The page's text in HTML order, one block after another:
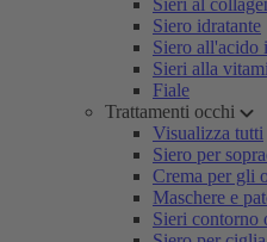
Sieri al
Siero idratante
Siero all'acido
Sieri alla
Fiale
Trattamenti occhi
Visualizza tutti
Siero per
Crema per gli
Maschere e
Sieri contorno